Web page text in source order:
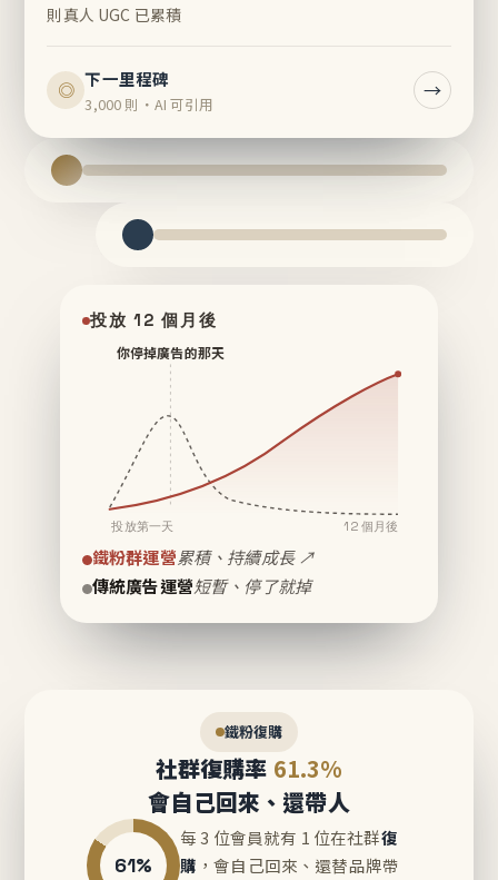
則真人 UGC 已累積
◎ 下一里程碑
3,000 則・AI 可引用
→
投放 12 個月後
你停掉廣告的那天
投放第一天 12 個月後
鐵粉群運營累積、持續成長 ↗
傳統廣告運營短暫、停了就掉
鐵粉復購
社群復購率 61.3%
會自己回來、還帶人
61%
每 3 位會員就有 1 位在社群復
購 ，會自己回來、還替品牌帶